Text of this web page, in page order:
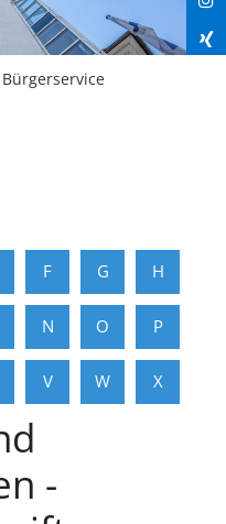
Bürgerservice
F G H
N O P
V W X
-